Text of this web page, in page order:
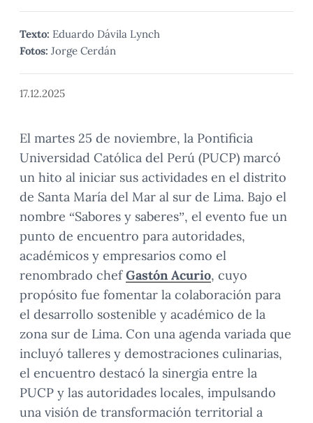
Texto: Eduardo Dávila Lynch
Fotos: Jorge Cerdán
17.12.2025
El martes 25 de noviembre, la Pontificia
Universidad Católica del Perú (PUCP) marcó
un hito al iniciar sus actividades en el distrito
de Santa María del Mar al sur de Lima. Bajo el
nombre “Sabores y saberes”, el evento fue un
punto de encuentro para autoridades,
académicos y empresarios como el
renombrado chefGastón Acurio, cuyo
propósito fue fomentar la colaboración para
el desarrollo sostenible y académico de la
zona sur de Lima. Con una agenda variada que
incluyó talleres y demostraciones culinarias,
el encuentro destacó la sinergia entre la
PUCP y las autoridades locales, impulsando
una visión de transformación territorial a